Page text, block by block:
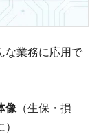
な業務に応用で
像 （生保・損